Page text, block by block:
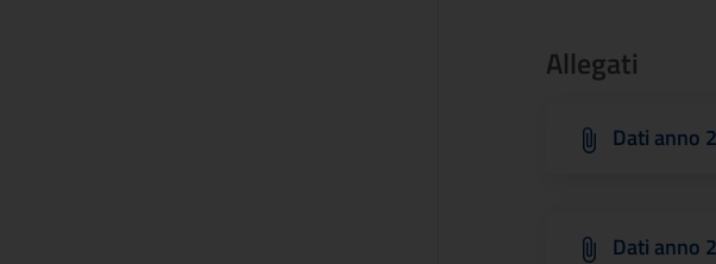
Allegati
Dati anno
Dati anno